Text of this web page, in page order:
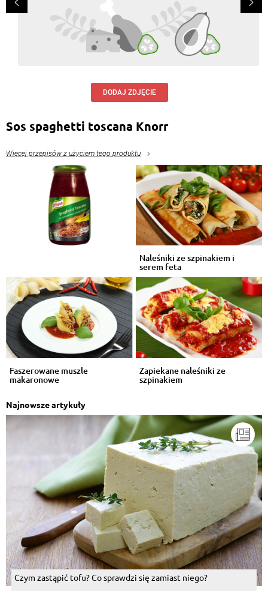
DODAJ ZDJĘCIE
Sos spaghetti toscana Knorr
Więcej przepisów z użyciem tego produktu
Naleśniki ze szpinakiem i
serem feta
Faszerowane muszle
makaronowe
Zapiekane naleśniki ze
szpinakiem
Najnowsze artykuły
Czym zastąpić tofu? Co sprawdzi się zamiast niego?